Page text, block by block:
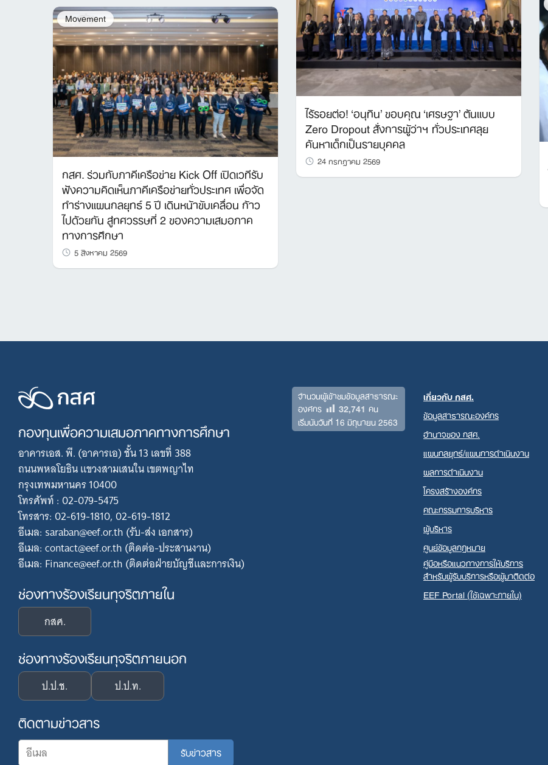
Movement
กสศ. ร่วมกับภาคีเครือข่าย Kick Off เปิดเวทีรับ
ฟังความคิดเห็นภาคีเครือข่ายทั่วประเทศ เพื่อจัด
ทำร่างแผนกลยุทธ์ 5 ปี เดินหน้าขับเคลื่อน ก้าว
ไปด้วยกัน สู่ทศวรรษที่ 2 ของความเสมอภาค
ทางการศึกษา
5 สิงหาคม 2569
ไร้รอยต่อ! ‘อนุทิน’ ขอบคุณ ‘เศรษฐา’ ต้นแบบ
Zero Dropout สั่งการผู้ว่าฯ ทั่วประเทศลุย
ค้นหาเด็กเป็นรายบุคคล
24 กรกฎาคม 2569
กองทุนเพื่อความเสมอภาคทางการศึกษา
อาคารเอส. พี. (อาคารเอ) ชั้น 13 เลขที่ 388
ถนนพหลโยธิน แขวงสามเสนใน เขตพญาไท
กรุงเทพมหานคร 10400
โทรศัพท์ : 02-079-5475
โทรสาร: 02-619-1810, 02-619-1812
อีเมล: saraban@eef.or.th (รับ-ส่ง เอกสาร)
อีเมล: contact@eef.or.th (ติดต่อ-ประสานงาน)
อีเมล: Finance@eef.or.th (ติดต่อฝ่ายบัญชีและการเงิน)
ช่องทางร้องเรียนทุจริตภายใน
กสศ.
ช่องทางร้องเรียนทุจริตภายนอก
ป.ป.ช. ป.ป.ท.
ติดตามข่าวสาร
จำนวนผู้เข้าชมข้อมูลสาธารณะ
องค์กร 32,741 คน
เริ่มนับวันที่ 16 มิถุนายน 2563
เกี่ยวกับ กสศ.
ข้อมูลสาธารณะองค์กร
อำนาจของ กสศ.
แผนกลยุทธ์/แผนการดำเนินงาน
ผลการดำเนินงาน
โครงสร้างองค์กร
คณะกรรมการบริหาร
ผู้บริหาร
ศูนย์ข้อมูลกฎหมาย
คู่มือหรือแนวทางการให้บริการ
สำหรับผู้รับบริการหรือผู้มาติดต่อ
EEF Portal (ใช้เฉพาะภายใน)